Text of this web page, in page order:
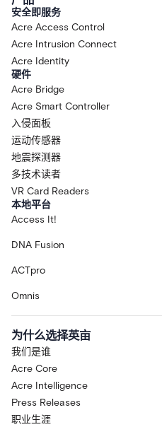
安全即服务
Acre Access Control
Acre Intrusion Connect
Acre Identity
硬件
Acre Bridge
Acre Smart Controller
入侵面板
运动传感器
地震探测器
多技术读者
VR Card Readers
本地平台
Access It!
DNA Fusion
ACTpro
Omnis
为什么选择英亩
我们是谁
Acre Core
Acre Intelligence
Press Releases
职业生涯